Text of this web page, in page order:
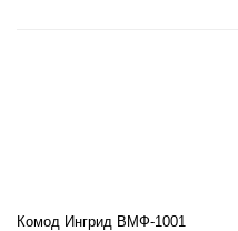
Комод Ингрид ВМФ-1001